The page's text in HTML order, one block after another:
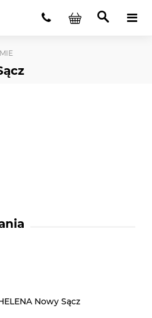
Nowy Sącz